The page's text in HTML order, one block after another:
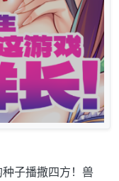
子播撒四方！兽